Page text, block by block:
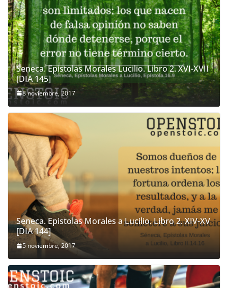
Seneca. Epistolas Morales Lucilio. Libro 2. XVI-XVII
[DIA 145]
8 noviembre, 2017
Seneca. Epistolas Morales a Lucilio. Libro 2. XIV-XV
[DIA 144]
5 noviembre, 2017